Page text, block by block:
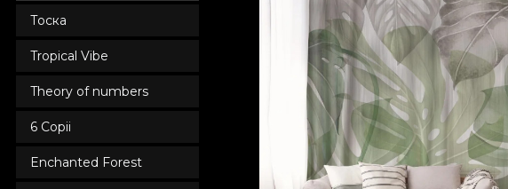
Тоска
Tropical Vibe
Theory of numbers
6 Copii
Enchanted Forest